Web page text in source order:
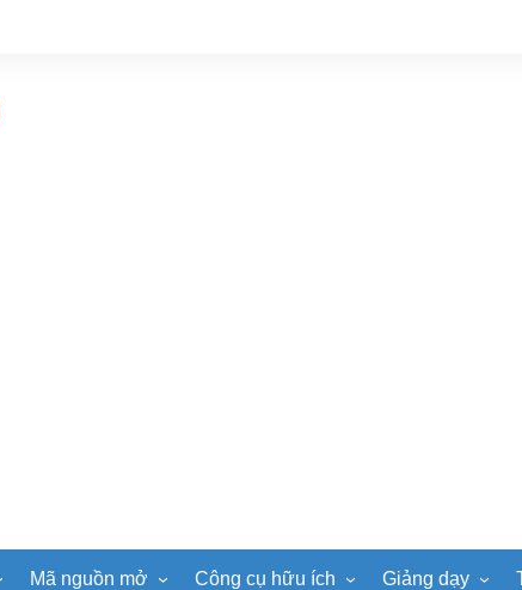
Mã nguồn mở Công cụ hữu ích Giảng dạy